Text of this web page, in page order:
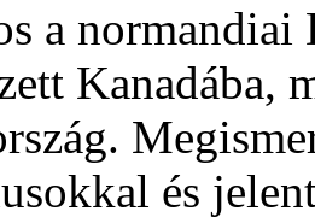
a
Kanadába,
és